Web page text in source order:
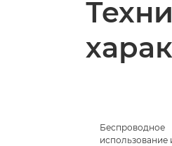
Беспроводное
использование